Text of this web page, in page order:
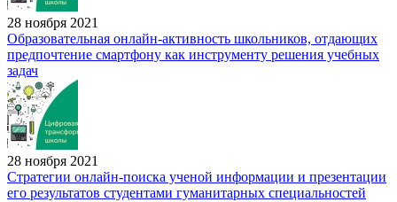
28 ноября 2021
Образовательная онлайн-активность школьников, отдающих
предпочтение смартфону как инструменту решения учебных
задач
28 ноября 2021
Стратегии онлайн-поиска ученой информации и презентации
его результатов студентами гуманитарных специальностей